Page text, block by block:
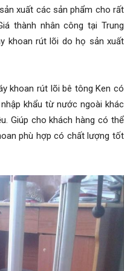
xuất các sản phẩm cho rất
thành nhân công tại Trung
khoan rút lõi do họ sản xuất
khoan rút lõi bê tông Ken có
khẩu từ nước ngoài khác
Giúp cho khách hàng có thể
phù hợp có chất lượng tốt